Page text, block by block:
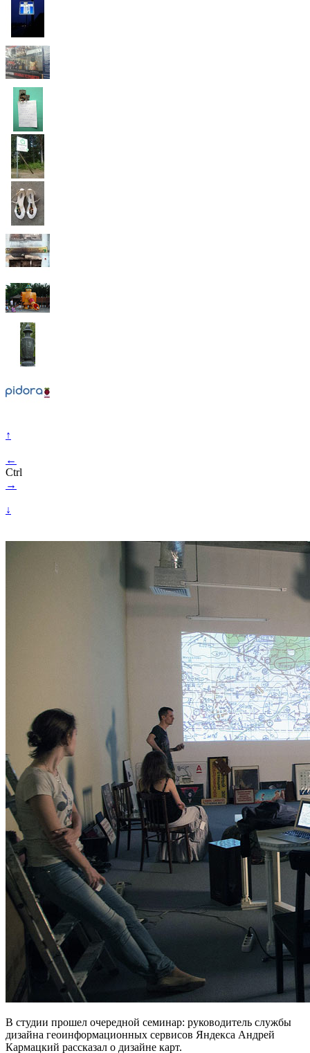
↑
←
Ctrl
→
↓
В студии прошел очередной семинар: руководитель службы
дизайна геоинформационных сервисов Яндекса Андрей
Кармацкий рассказал о дизайне карт.